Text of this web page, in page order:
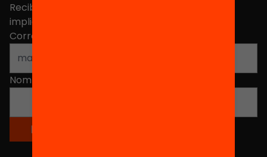
Recibe contenidos, iniciativas y proyectos para
implicarte.
Correo electrónico
Nombre